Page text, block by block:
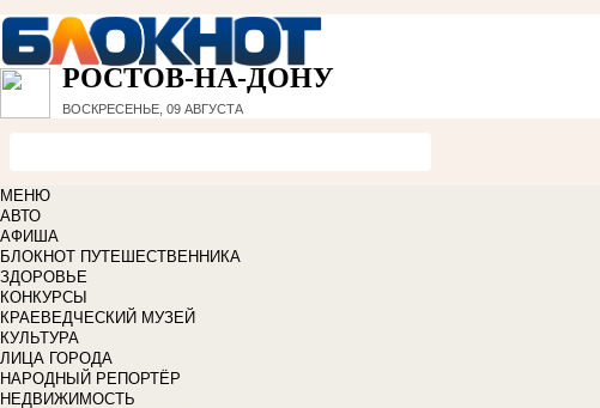
РОСТОВ-НА-ДОНУ
ВОСКРЕСЕНЬЕ, 09 АВГУСТА
МЕНЮ
АВТО
АФИША
БЛОКНОТ ПУТЕШЕСТВЕННИКА
ЗДОРОВЬЕ
КОНКУРСЫ
КРАЕВЕДЧЕСКИЙ МУЗЕЙ
КУЛЬТУРА
ЛИЦА ГОРОДА
НАРОДНЫЙ РЕПОРТЁР
НЕДВИЖИМОСТЬ